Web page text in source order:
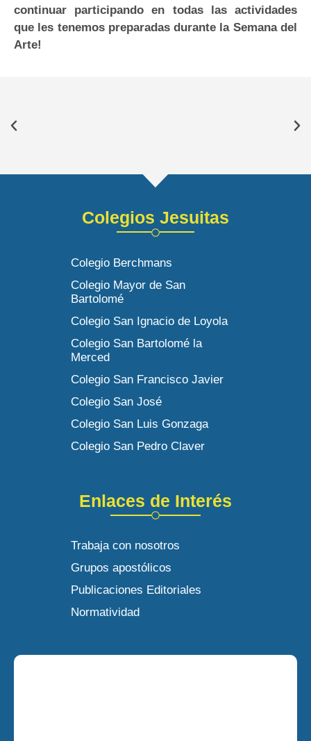
continuar participando en todas las actividades
que les tenemos preparadas durante la Semana del
Arte!
Colegios Jesuitas
Colegio Berchmans
Colegio Mayor de San
Bartolomé
Colegio San Ignacio de Loyola
Colegio San Bartolomé la
Merced
Colegio San Francisco Javier
Colegio San José
Colegio San Luis Gonzaga
Colegio San Pedro Claver
Enlaces de Interés
Trabaja con nosotros
Grupos apostólicos
Publicaciones Editoriales
Normatividad